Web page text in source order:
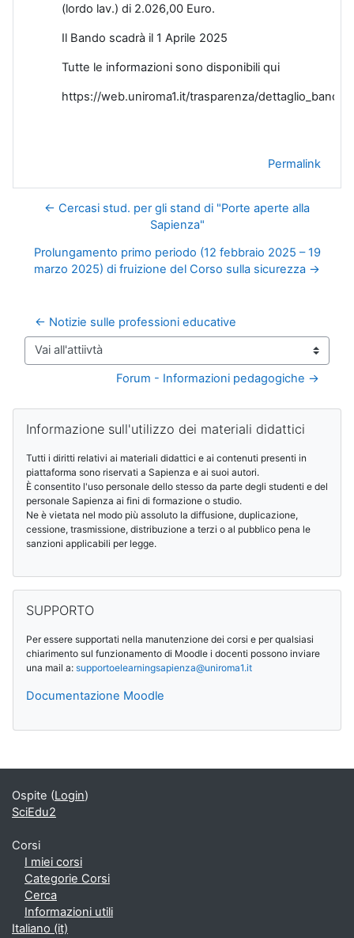
(lordo lav.) di 2.026,00 Euro.
Il Bando scadrà il 1 Aprile 2025
Tutte le informazioni sono disponibili qui
https://web.uniroma1.it/trasparenza/
Permalink
← Cercasi stud. per gli stand di "Porte aperte alla
Sapienza"
Prolungamento primo periodo (12 febbraio 2025 – 19
marzo 2025) di fruizione del Corso sulla sicurezza →
← Notizie sulle professioni educative
Vai all'attiivtà
Forum - Informazioni pedagogiche →
Blocchi
Informazione sull'utilizzo dei materiali didattici
Tutti i diritti relativi ai materiali didattici e ai contenuti presenti in
piattaforma sono riservati a Sapienza e ai suoi autori.
È consentito l'uso personale dello stesso da parte degli studenti e del
personale Sapienza ai fini di formazione o studio.
Ne è vietata nel modo più assoluto la diffusione, duplicazione,
cessione, trasmissione, distribuzione a terzi o al pubblico pena le
sanzioni applicabili per legge.
SUPPORTO
Per essere supportati nella manutenzione dei corsi e per qualsiasi
chiarimento sul funzionamento di Moodle i docenti possono inviare
una mail a: supportoelearningsapienza@uniroma1.it
Documentazione Moodle
Blocchi supplementari
Ospite (Login)
SciEdu2
Corsi
I miei corsi
Categorie Corsi
Cerca
Informazioni utili
Italiano ‎(it)‎